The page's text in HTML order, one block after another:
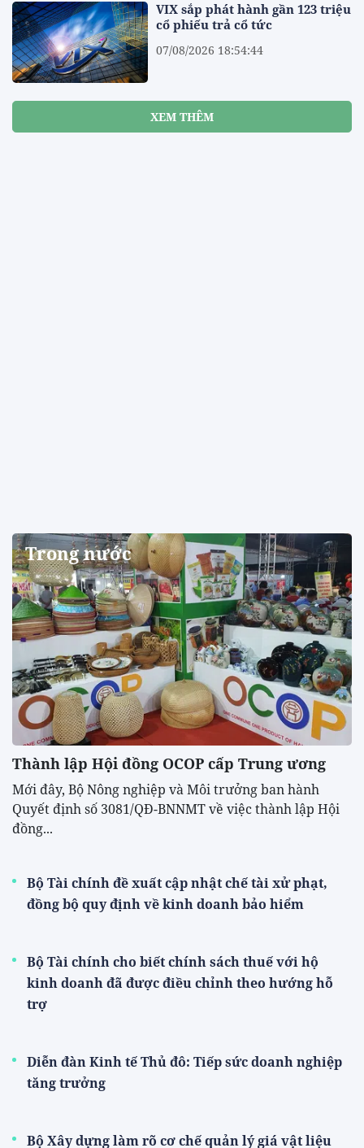
VIX sắp phát hành gần 123 triệu
cổ phiếu trả cổ tức
07/08/2026 18:54:44
XEM THÊM
Trong nước
Thành lập Hội đồng OCOP cấp Trung ương
Mới đây, Bộ Nông nghiệp và Môi trưởng ban hành
Quyết định số 3081/QĐ-BNNMT về việc thành lập Hội
đồng...
Bộ Tài chính đề xuất cập nhật chế tài xử phạt,
đồng bộ quy định về kinh doanh bảo hiểm
Bộ Tài chính cho biết chính sách thuế với hộ
kinh doanh đã được điều chỉnh theo hướng hỗ
trợ
Diễn đàn Kinh tế Thủ đô: Tiếp sức doanh nghiệp
tăng trưởng
Bộ Xây dựng làm rõ cơ chế quản lý giá vật liệu